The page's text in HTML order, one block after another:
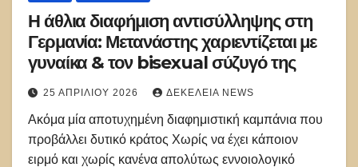
Η άθλια διαφήμιση αντισύλληψης στη
Γερμανία: Μετανάστης χαριεντίζεται με
γυναίκα & τον bisexual σύζυγό της
25 ΑΠΡΙΛΊΟΥ 2026 ΔΕΚΈΛΕΙΑ NEWS
Ακόμα μία αποτυχημένη διαφημιστική καμπάνια που
προβάλλει δυτικό κράτος Χωρίς να έχει κάποιον
ειρμό και χωρίς κανένα απολύτως εννοιολογικό